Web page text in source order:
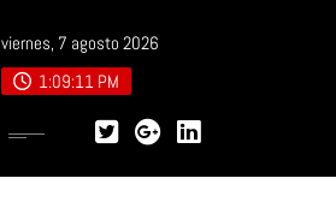
viernes, 7 agosto 2026
1:09:12 PM